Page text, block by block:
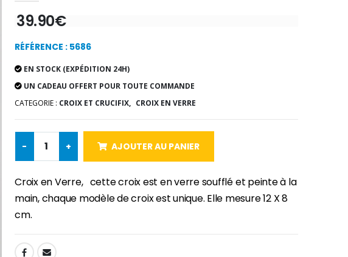
39.90€
RÉFÉRENCE : 5686
EN STOCK (EXPÉDITION 24H)
UN CADEAU OFFERT POUR TOUTE COMMANDE
CATEGORIE : CROIX ET CRUCIFIX, CROIX EN VERRE
- + AJOUTER AU PANIER
Croix en Verre, cette croix est en verre soufflé et peinte à la
main, chaque modèle de croix est unique. Elle mesure 12 X 8
cm.